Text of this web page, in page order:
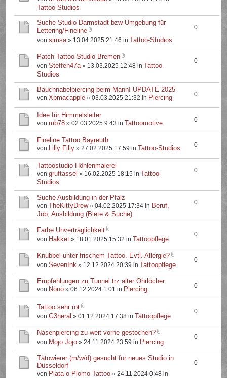
Tattoo-Studios
Suche Studio Darmstadt bzw Umgebung für
Lettering/Fineline
vonsimsa» 13.04.2025 21:46 in Tattoo-Studios
0
Patch Tattoo Studio Bremen
vonSteffen47a» 13.03.2025 12:48 in Tattoo-
Studios
0
Bauchnabelpiercing beim Mann! UPDATE 2025
vonXpmacapple » 03.03.2025 21:32 in Piercing 0
Idee für Himmelsleiter
vonmb78 » 02.03.2025 9:43 in Tattoomotive 0
Fineline Tattoo Bayreuth
von Lilly Filly » 27.02.2025 17:59 in Tattoo-Studios 0
Tattoostudio Höhlenmalerei
vongruftassel » 16.02.2025 18:15 in Tattoo-
Studios
0
Suche Ausbildung in der Pfalz
von TheKittyDrew» 04.02.2025 17:34 in Beruf,
Job, Ausbildung (Biete & Suche)
0
Farbe Unverträglichkeit
von Hakket » 18.01.2025 15:32 in Tattoopflege
0
Knubbel unter frischem Tattoo. Evtl. Allergie?
vonSevenInk » 12.12.2024 20:39 in Tattoopflege
0
Empfehlungen zu Tunnel trz alter Ohrlöcher
von Nönö » 06.12.2024 1:01 in Piercing 0
Tattoo sehr rot
vonG3neral » 01.12.2024 17:38 in Tattoopflege
0
Nasenpiercing zu weit vorne gestochen?
von Mojo Jojo » 24.11.2024 23:59 in Piercing
0
Tätowierer (m/w/d) gesucht für neues Studio in
Düsseldorf
von Plata o Plomo Tattoo » 24.11.2024 0:48 in
0